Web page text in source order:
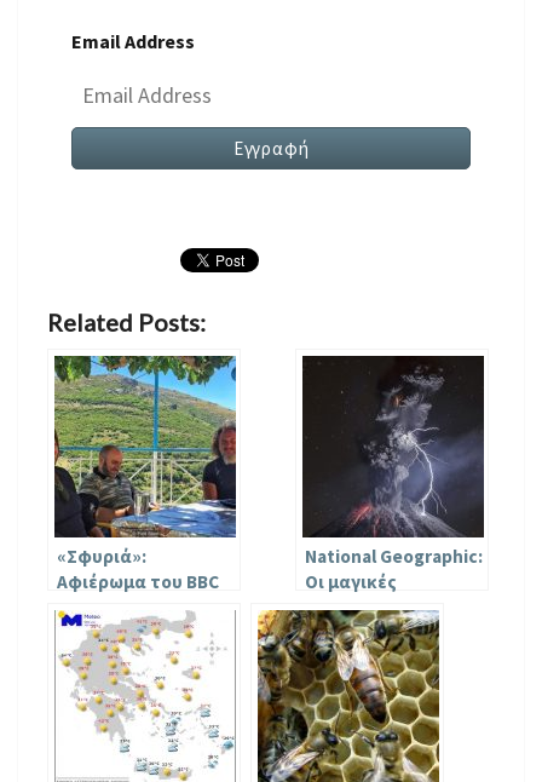
Email Address
Related Posts:
«Σφυριά»:
Αφιέρωμα του BBC
στην ελληνική
σφυριχτή γλώσσα
που σβήνει στον
χρόνο
National Geographic:
Οι μαγικές
φωτογραφίες που
κέρδισαν στο
διαγωνισμό 2017